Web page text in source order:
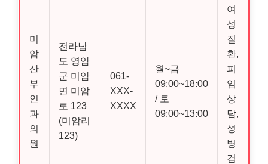
미
암
산
부
인
과
의
원
전라남
도 영암
군 미암
면 미암
로 123
(미암리
123)
061-
XXX-
XXXX
월~금
09:00~18:00
/ 토
09:00~13:00
여
성
질
환,
피
임
상
담,
성
병
검